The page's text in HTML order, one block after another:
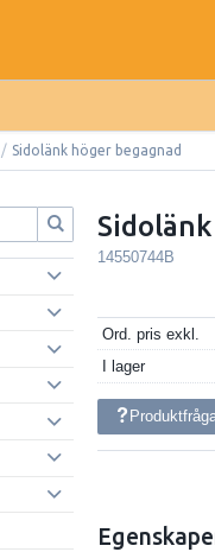
/ Sidolänk höger begagnad
14550744B
Ord. pris exkl.
I lager